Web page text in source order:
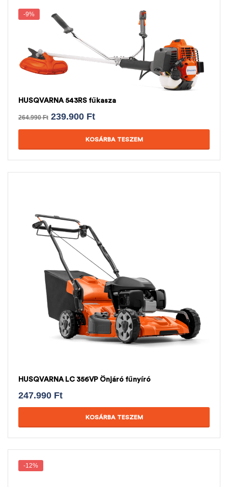
-9%
HUSQVARNA 543RS fűkasza
264.990Ft 239.900 Ft
KOSÁRBA TESZEM
HUSQVARNA LC 356VP Önjáró fűnyíró
247.990 Ft
KOSÁRBA TESZEM
-12%